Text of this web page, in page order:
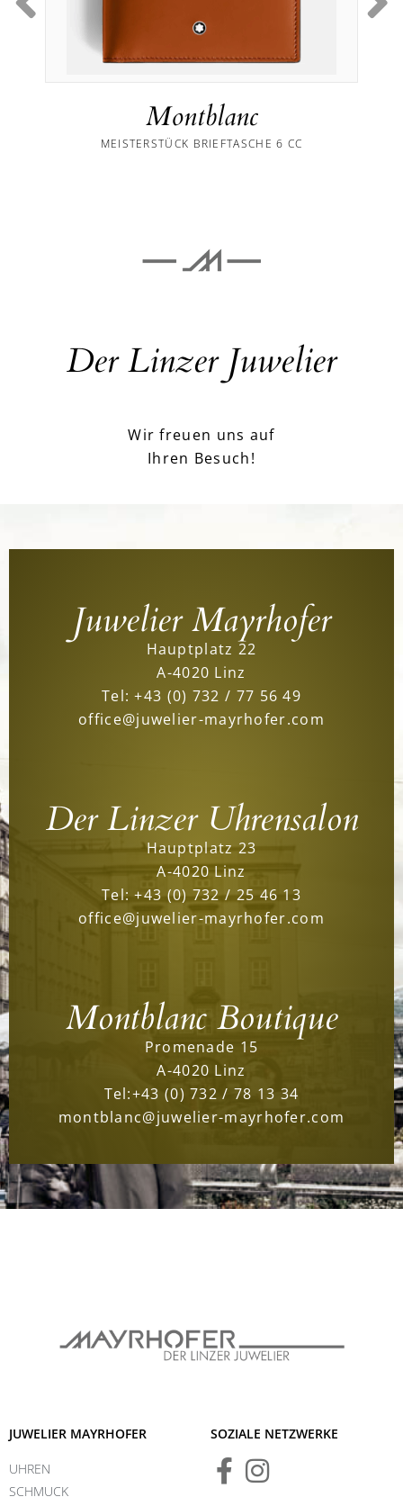
Montblanc
MEISTERSTÜCK BRIEFTASCHE 6 CC
Der Linzer Juwelier
Wir freuen uns auf
Ihren Besuch!
Juwelier Mayrhofer
Hauptplatz 22
A-4020 Linz
Tel:+43 (0) 732 / 77 56 49
office@juwelier-mayrhofer.com
Der Linzer Uhrensalon
Hauptplatz 23
A-4020 Linz
Tel:+43 (0) 732 / 25 46 13
office@juwelier-mayrhofer.com
Montblanc Boutique
Promenade 15
A-4020 Linz
Tel:+43 (0) 732 / 78 13 34
montblanc@juwelier-mayrhofer.com
JUWELIER MAYRHOFER
UHREN
SCHMUCK
SOZIALE NETZWERKE